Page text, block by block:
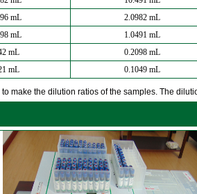
mL 2.0982 mL
mL 1.0491 mL
mL 0.2098 mL
mL 0.1049 mL
make the dilution ratios of the samples. The